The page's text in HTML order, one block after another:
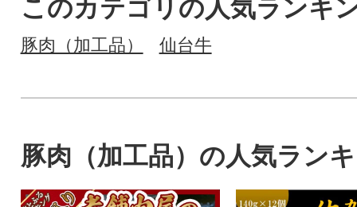
このカテゴリの人気ランキ
豚肉（加工品） 仙台牛
豚肉（加工品）の人気ラン